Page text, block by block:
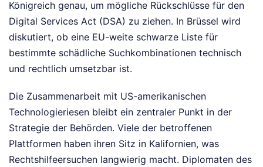
Königreich genau, um mögliche Rückschlüsse für den
Digital Services Act (DSA) zu ziehen. In Brüssel wird
diskutiert, ob eine EU-weite schwarze Liste für
bestimmte schädliche Suchkombinationen technisch
und rechtlich umsetzbar ist.
Die Zusammenarbeit mit US-amerikanischen
Technologieriesen bleibt ein zentraler Punkt in der
Strategie der Behörden. Viele der betroffenen
Plattformen haben ihren Sitz in Kalifornien, was
Rechtshilfeersuchen langwierig macht. Diplomaten des